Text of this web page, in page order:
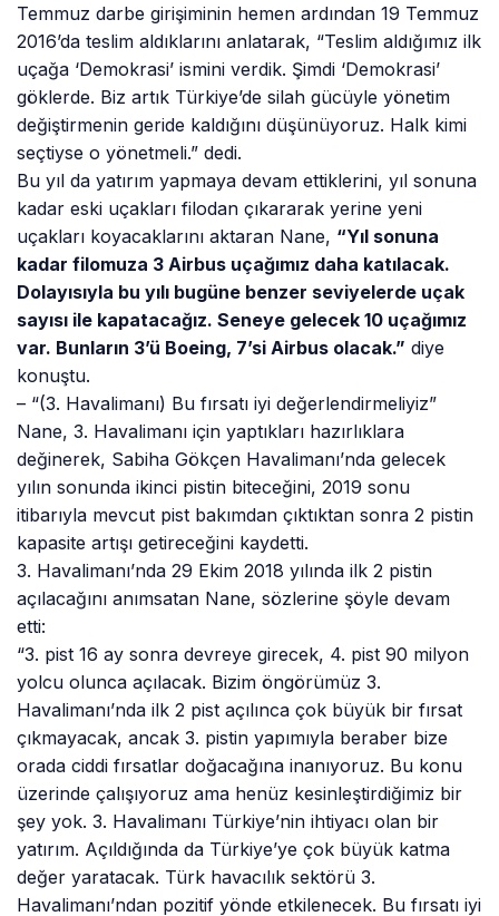
Temmuz darbe girişiminin hemen ardından 19 Temmuz
2016’da teslim aldıklarını anlatarak, “Teslim aldığımız ilk
uçağa ‘Demokrasi’ ismini verdik. Şimdi ‘Demokrasi’
göklerde. Biz artık Türkiye’de silah gücüyle yönetim
değiştirmenin geride kaldığını düşünüyoruz. Halk kimi
seçtiyse o yönetmeli.” dedi.
Bu yıl da yatırım yapmaya devam ettiklerini, yıl sonuna
kadar eski uçakları filodan çıkararak yerine yeni
uçakları koyacaklarını aktaran Nane, “Yıl sonuna
kadar filomuza 3 Airbus uçağımız daha katılacak.
Dolayısıyla bu yılı bugüne benzer seviyelerde uçak
sayısı ile kapatacağız. Seneye gelecek 10 uçağımız
var. Bunların 3’ü Boeing, 7’si Airbus olacak.” diye
konuştu.
– “(3. Havalimanı) Bu fırsatı iyi değerlendirmeliyiz”
Nane, 3. Havalimanı için yaptıkları hazırlıklara
değinerek, Sabiha Gökçen Havalimanı’nda gelecek
yılın sonunda ikinci pistin biteceğini, 2019 sonu
itibarıyla mevcut pist bakımdan çıktıktan sonra 2 pistin
kapasite artışı getireceğini kaydetti.
3. Havalimanı’nda 29 Ekim 2018 yılında ilk 2 pistin
açılacağını anımsatan Nane, sözlerine şöyle devam
etti:
“3. pist 16 ay sonra devreye girecek, 4. pist 90 milyon
yolcu olunca açılacak. Bizim öngörümüz 3.
Havalimanı’nda ilk 2 pist açılınca çok büyük bir fırsat
çıkmayacak, ancak 3. pistin yapımıyla beraber bize
orada ciddi fırsatlar doğacağına inanıyoruz. Bu konu
üzerinde çalışıyoruz ama henüz kesinleştirdiğimiz bir
şey yok. 3. Havalimanı Türkiye’nin ihtiyacı olan bir
yatırım. Açıldığında da Türkiye’ye çok büyük katma
değer yaratacak. Türk havacılık sektörü 3.
Havalimanı’ndan pozitif yönde etkilenecek. Bu fırsatı iyi